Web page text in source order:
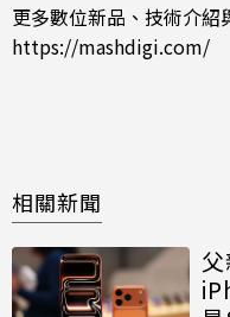
更多數位新品、技術介紹
https://mashdigi.com/
相關新聞